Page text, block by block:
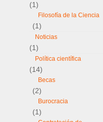
(1)
Filosofía de la Ciencia
(1)
Noticias
(1)
Política científica
(14)
Becas
(2)
Burocracia
(1)